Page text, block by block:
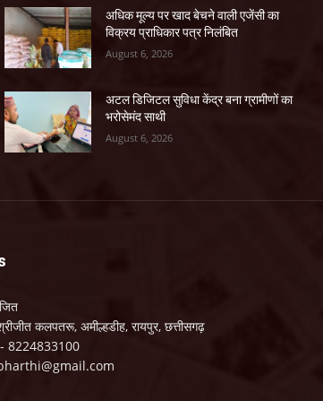
अधिक मूल्य पर खाद बेचने वाली एजेंसी का
विक्रय प्राधिकार पत्र निलंबित
August 6, 2026
अटल डिजिटल सुविधा केंद्र बना ग्रामीणों का
भरोसेमंद साथी
August 6, 2026
कलपतरू, अमील्हडीह, रायपुर, छत्तीसगढ़
8224833100